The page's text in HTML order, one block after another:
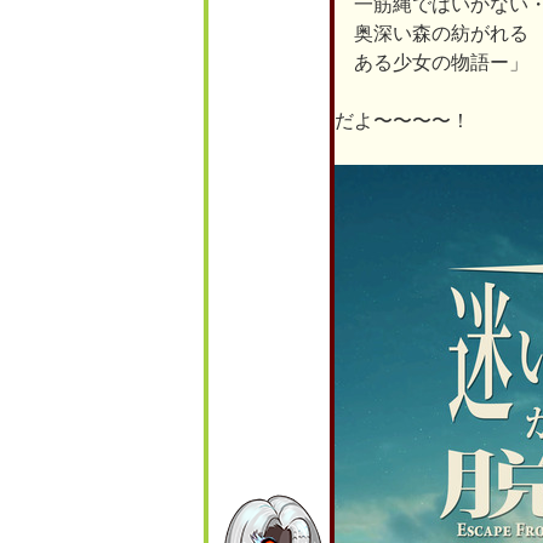
奥深い森の紡がれる
ある少女の物語ー」
だよ〜〜〜〜！